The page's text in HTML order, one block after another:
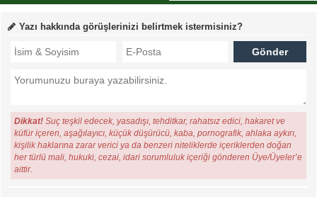
Yazı hakkında görüşlerinizi belirtmek istermisiniz?
Dikkat! Suç teşkil edecek, yasadışı, tehditkar, rahatsız edici, hakaret ve
küfür içeren, aşağılayıcı, küçük düşürücü, kaba, pornografik, ahlaka aykırı,
kişilik haklarına zarar verici ya da benzeri niteliklerde içeriklerden doğan
her türlü mali, hukuki, cezai, idari sorumluluk içeriği gönderen Üye/Üyeler’e
aittir.